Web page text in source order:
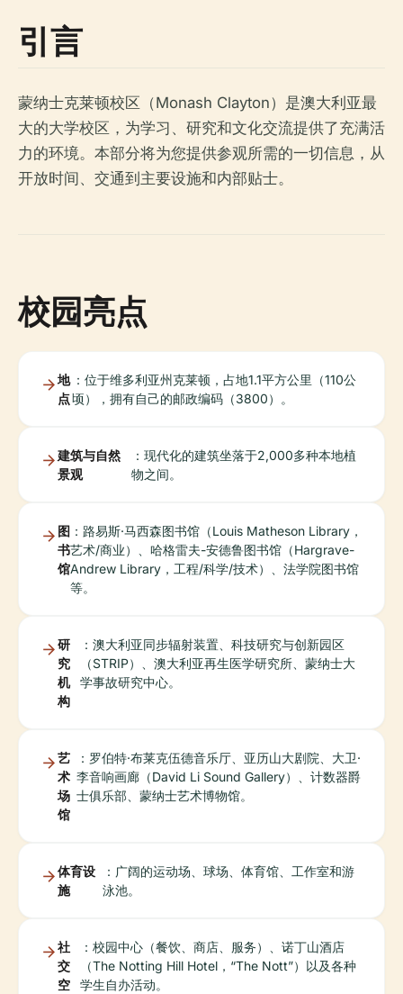
引言
蒙纳士克莱顿校区（Monash Clayton）是澳大利亚最
大的大学校区，为学习、研究和文化交流提供了充满活
力的环境。本部分将为您提供参观所需的一切信息，从
开放时间、交通到主要设施和内部贴士。
校园亮点
地
点
：位于维多利亚州克莱顿，占地1.1平方公里（110公
顷），拥有自己的邮政编码（3800）。
建筑与自然
景观
：现代化的建筑坐落于2,000多种本地植
物之间。
图
书
馆
：路易斯·马西森图书馆（Louis Matheson Library，
艺术/商业）、哈格雷夫-安德鲁图书馆（Hargrave-
Andrew Library，工程/科学/技术）、法学院图书馆
等。
研
究
机
构
：澳大利亚同步辐射装置、科技研究与创新园区
（STRIP）、澳大利亚再生医学研究所、蒙纳士大
学事故研究中心。
艺
术
场
馆
：罗伯特·布莱克伍德音乐厅、亚历山大剧院、大卫·
李音响画廊（David Li Sound Gallery）、计数器爵
士俱乐部、蒙纳士艺术博物馆。
体育设
施
：广阔的运动场、球场、体育馆、工作室和游
泳池。
社
交
空
：校园中心（餐饮、商店、服务）、诺丁山酒店
（The Notting Hill Hotel，“The Nott”）以及各种
学生自办活动。